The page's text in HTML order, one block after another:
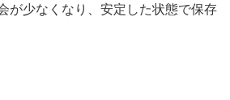
が少なくなり、安定した状態で保存